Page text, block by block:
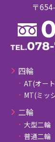
A. 大
る
に
Q. 運
A.
正
無
ン
営
い。
A.
平
休
※
月
第
は
しま
〒
四輪
AT(オー
MT(ミッ
⼆輪
大型二輪
普通二輪